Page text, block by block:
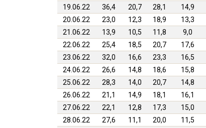
19.06.22
36,4 20,7 28,1 14,9
20.06.22
23,0 12,3 18,9 13,3
21.06.22
13,9 10,5 11,8 9,0
22.06.22
25,4 18,5 20,7 17,6
23.06.22
32,0 16,6 23,3 16,5
24.06.22
26,6 14,8 18,6 15,8
25.06.22
28,3 14,0 20,7 14,8
26.06.22
21,1 14,9 18,1 16,1
27.06.22
22,1 12,8 17,3 15,0
28.06.22
27,6 11,1 20,0 11,5